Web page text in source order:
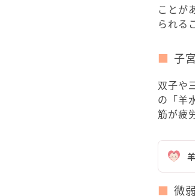
ことが
られる
子
双子や
の「羊
筋が疲
微